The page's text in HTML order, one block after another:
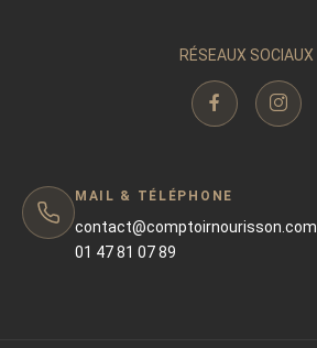
RÉSEAUX SOCIAUX
MAIL & TÉLÉPHONE
contact@comptoirnourisson.com
01 47 81 07 89